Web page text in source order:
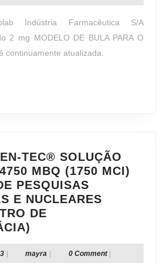
novembro
2023Indústria Farmacêutica S/A
2 mg MODELO DE BULA PARA O
continuamente atualizada.
TEC® SOLUÇÃO
MBQ (1750 MCI)
PESQUISAS
E NUCLEARES
DE
IPEN-
TEC®
20
mayra mayra 0 Comment